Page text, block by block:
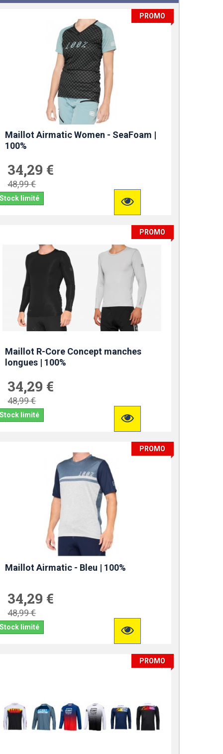
PROMO
Maillot Airmatic Women - SeaFoam |
100%
34,29 €
48,99 €
Stock limité
PROMO
Maillot R-Core Concept manches
longues | 100%
34,29 €
48,99 €
Stock limité
PROMO
Maillot Airmatic - Bleu | 100%
34,29 €
48,99 €
Stock limité
PROMO